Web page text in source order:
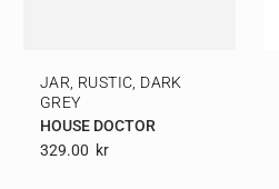
JAR, RUSTIC, DARK
GREY
HOUSE DOCTOR
329.00 Kr